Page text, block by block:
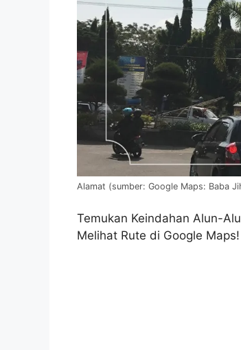
Alamat (sumber: Google Maps: Baba
Temukan Keindahan Alun-
Melihat Rute di Google Maps!